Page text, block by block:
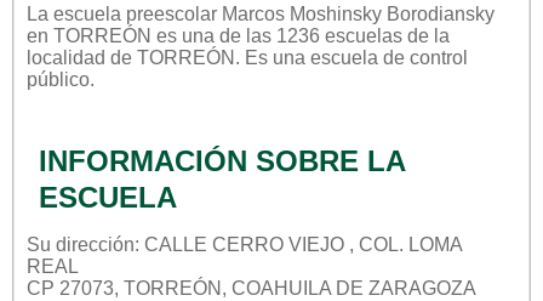
La escuela preescolar Marcos Moshinsky Borodiansky
en TORREÓN es una de las 1236 escuelas de la
localidad de TORREÓN . Es una escuela de control
público.
INFORMACIÓN SOBRE LA
ESCUELA
Su dirección: CALLE CERRO VIEJO , COL. LOMA
REAL
CP 27073, TORREÓN, COAHUILA DE ZARAGOZA